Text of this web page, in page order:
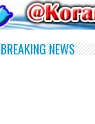
BREAKING NEWS